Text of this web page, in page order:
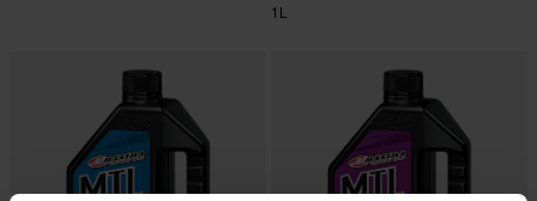
1L